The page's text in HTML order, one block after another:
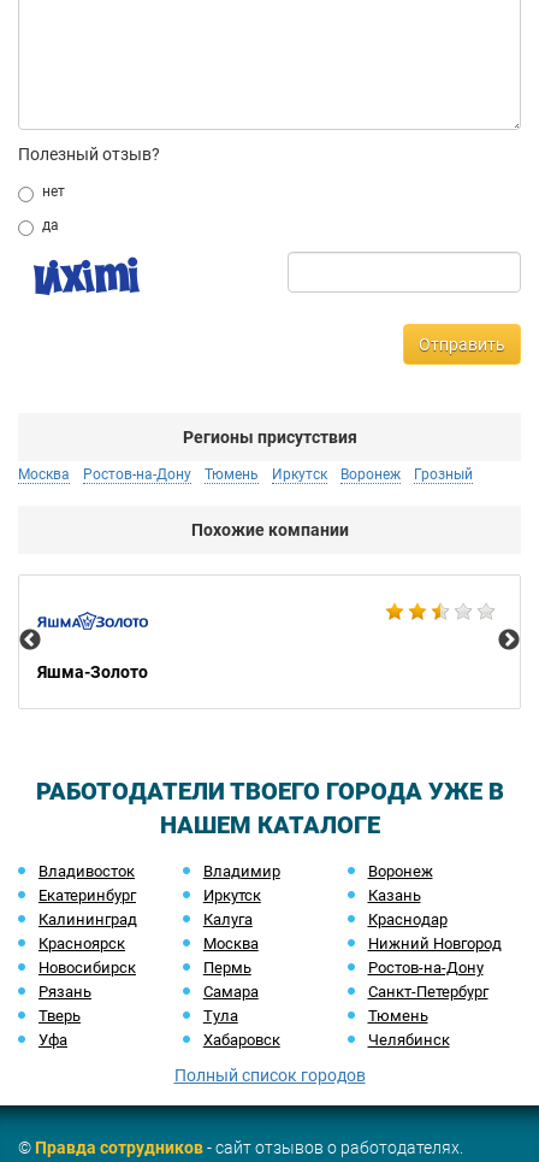
Полезный отзыв?
нет
да
Отправить
Регионы присутствия
Москва Ростов-на-Дону Тюмень Иркутск Воронеж Грозный
Похожие компании
Яшма-Золото
РАБОТОДАТЕЛИ ТВОЕГО ГОРОДА УЖЕ В
НАШЕМ КАТАЛОГЕ
Владивосток Владимир
Воронеж
Екатеринбург
Иркутск
Казань
Калининград
Калуга
Краснодар
Красноярск
Москва
Нижний Новгород
Новосибирск
Пермь
Ростов-на-Дону
Рязань
Самара
Санкт-Петербург
Тверь
Тула
Тюмень
Уфа
Хабаровск Челябинск
Полный список городов
©Правда сотрудников- сайт отзывов о работодателях.